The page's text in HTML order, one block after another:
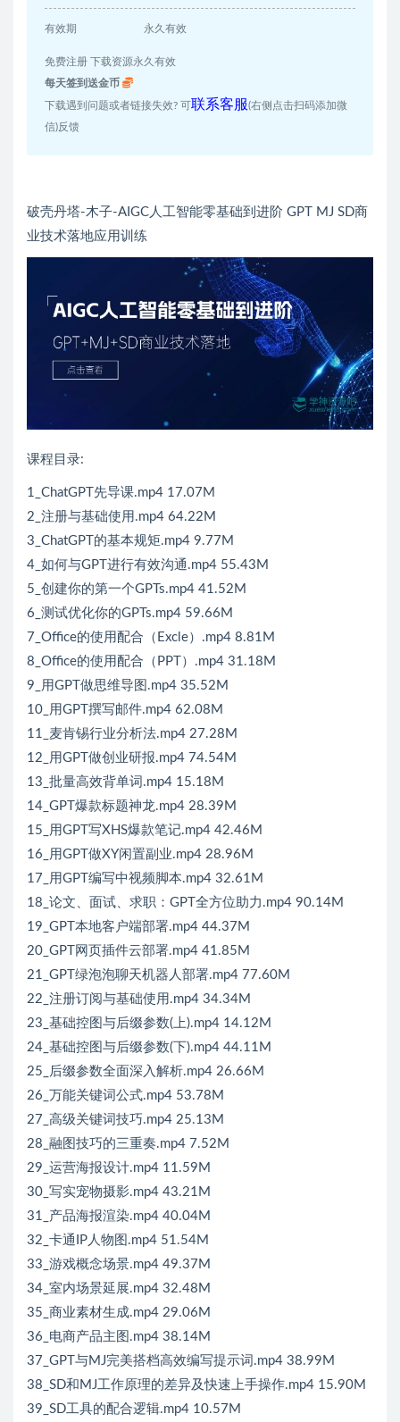
有效期 永久有效
免费注册 下载资源永久有效
每天签到送金币
下载遇到问题或者链接失效? 可联系客服(右侧点击扫码添加微
信)反馈
破壳丹塔-木子-AIGC人工智能零基础到进阶 GPT MJ SD商
业技术落地应用训练
课程目录:
1_ChatGPT先导课.mp4 17.07M
2_注册与基础使用.mp4 64.22M
3_ChatGPT的基本规矩.mp4 9.77M
4_如何与GPT进行有效沟通.mp4 55.43M
5_创建你的第一个GPTs.mp4 41.52M
6_测试优化你的GPTs.mp4 59.66M
7_Office的使用配合（Excle）.mp4 8.81M
8_Office的使用配合（PPT）.mp4 31.18M
9_用GPT做思维导图.mp4 35.52M
10_用GPT撰写邮件.mp4 62.08M
11_麦肯锡行业分析法.mp4 27.28M
12_用GPT做创业研报.mp4 74.54M
13_批量高效背单词.mp4 15.18M
14_GPT爆款标题神龙.mp4 28.39M
15_用GPT写XHS爆款笔记.mp4 42.46M
16_用GPT做XY闲置副业.mp4 28.96M
17_用GPT编写中视频脚本.mp4 32.61M
18_论文、面试、求职：GPT全方位助力.mp4 90.14M
19_GPT本地客户端部署.mp4 44.37M
20_GPT网页插件云部署.mp4 41.85M
21_GPT绿泡泡聊天机器人部署.mp4 77.60M
22_注册订阅与基础使用.mp4 34.34M
23_基础控图与后缀参数(上).mp4 14.12M
24_基础控图与后缀参数(下).mp4 44.11M
25_后缀参数全面深入解析.mp4 26.66M
26_万能关键词公式.mp4 53.78M
27_高级关键词技巧.mp4 25.13M
28_融图技巧的三重奏.mp4 7.52M
29_运营海报设计.mp4 11.59M
30_写实宠物摄影.mp4 43.21M
31_产品海报渲染.mp4 40.04M
32_卡通IP人物图.mp4 51.54M
33_游戏概念场景.mp4 49.37M
34_室内场景延展.mp4 32.48M
35_商业素材生成.mp4 29.06M
36_电商产品主图.mp4 38.14M
37_GPT与MJ完美搭档高效编写提示词.mp4 38.99M
38_SD和MJ工作原理的差异及快速上手操作.mp4 15.90M
39_SD工具的配合逻辑.mp4 10.57M